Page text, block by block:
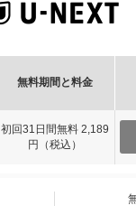
無料期間と料金
初回31日間無料 2,189
円（税込）